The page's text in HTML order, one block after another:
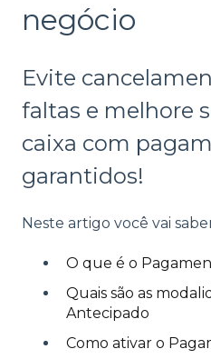
negócio
Evite
faltas e melhore
caixa com
garantidos!
Neste artigo você vai
O que é o
Quais são as
Antecipado
Como ativar o